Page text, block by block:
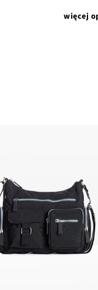
więcej